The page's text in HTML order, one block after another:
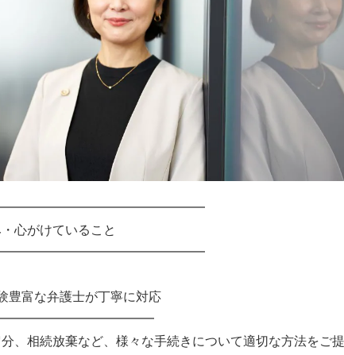
心がけていること
豊富な弁護士が丁寧に対応
、相続放棄など、様々な手続きについて適切な方法をご提